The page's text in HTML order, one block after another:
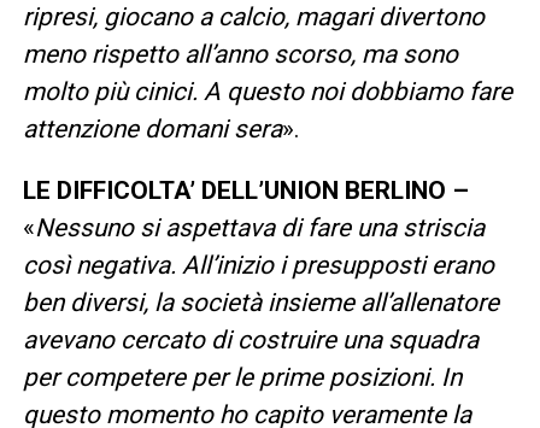
ripresi, giocano a calcio, magari divertono
meno rispetto all’anno scorso, ma sono
molto più cinici. A questo noi dobbiamo fare
attenzione domani sera».
LE DIFFICOLTA’ DELL’UNION BERLINO –
«Nessuno si aspettava di fare una striscia
così negativa. All’inizio i presupposti erano
ben diversi, la società insieme all’allenatore
avevano cercato di costruire una squadra
per competere per le prime posizioni. In
questo momento ho capito veramente la